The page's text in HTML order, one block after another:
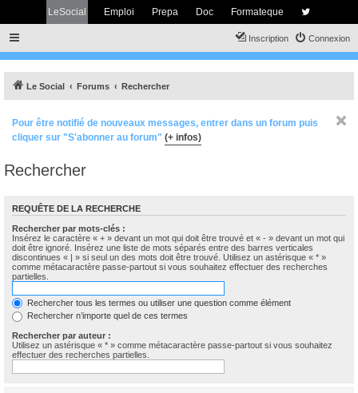
LeSocial Emploi Prepa Doc Formateque
Connexion
Inscription
Le Social Forums Rechercher
Pour être notifié de nouveaux messages, entrer dans un forum puis
cliquer sur "S'abonner au forum" (+ infos)
Rechercher
REQUÊTE DE LA RECHERCHE
Rechercher par mots-clés :
Insérez le caractère « + » devant un mot qui doit être trouvé et « - » devant un mot qui
doit être ignoré. Insérez une liste de mots séparés entre des barres verticales
discontinues « | » si seul un des mots doit être trouvé. Utilisez un astérisque « * »
comme métacaractère passe-partout si vous souhaitez effectuer des recherches
partielles.
Rechercher tous les termes ou utiliser une question comme élément
Rechercher n’importe quel de ces termes
Rechercher par auteur :
Utilisez un astérisque « * » comme métacaractère passe-partout si vous souhaitez
effectuer des recherches partielles.